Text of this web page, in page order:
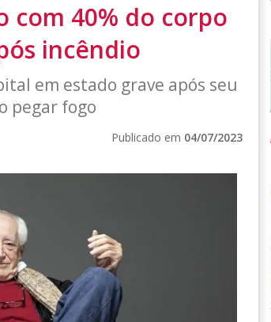
com 40% do corpo
incêndio
em estado grave após seu
pegar fogo
Publicado em 04/07/2023